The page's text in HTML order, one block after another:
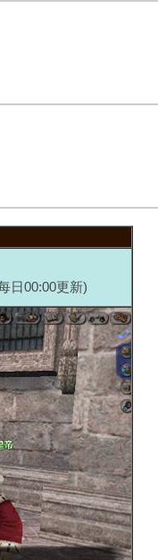
日00:00更新)